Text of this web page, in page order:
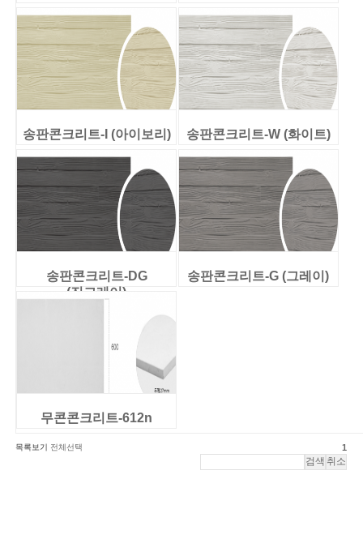
송판콘크리트-I (아이보리) 송판콘크리트-W (화이트)
송판콘크리트-DG
(진그레이)
송판콘크리트-G (그레이)
무콘콘크리트-612n
목록보기 전체선택 1